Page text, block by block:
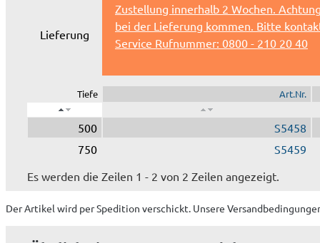
Lieferung
Zustellung innerhalb 2 Wochen.
bei der Lieferung kommen. Bitte
Service Rufnummer: 0800 - 210 20 40
Tiefe Art.Nr.
500
S5458
750
S5459
Es werden die Zeilen 1 - 2 von 2 Zeilen angezeigt.
Der Artikel wird per Spedition verschickt. Unsere